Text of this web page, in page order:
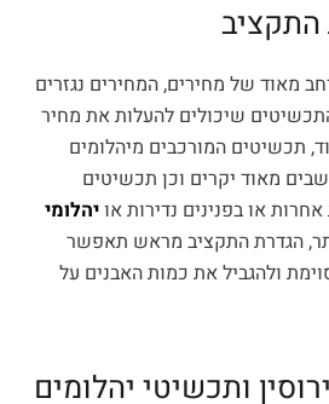
מאוד של מחירים, המחירים נגזרים
שיכולים להעלות את מחיר
תכשיטים המורכבים מיהלומים
מאוד יקרים וכן תכשיטים
או בפנינים נדירות אויהלומי
הגדרת התקציב מראש תאפשר
ולהגביל את כמות האבנים על
ותכשיטי יהלומים